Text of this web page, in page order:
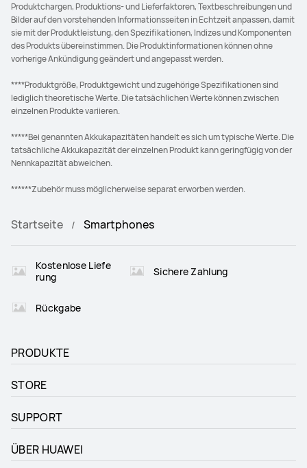
Produktchargen, Produktions- und Lieferfaktoren, Textbeschreibungen und
Bilder auf den vorstehenden Informationsseiten in Echtzeit anpassen, damit
sie mit der Produktleistung, den Spezifikationen, Indizes und Komponenten
des Produkts übereinstimmen. Die Produktinformationen können ohne
vorherige Ankündigung geändert und angepasst werden.
****Produktgröße, Produktgewicht und zugehörige Spezifikationen sind
lediglich theoretische Werte. Die tatsächlichen Werte können zwischen
einzelnen Produkte variieren.
*****Bei genannten Akkukapazitäten handelt es sich um typische Werte. Die
tatsächliche Akkukapazität der einzelnen Produkt kann geringfügig von der
Nennkapazität abweichen.
******Zubehör muss möglicherweise separat erworben werden.
Startseite Smartphones
Kostenlose Liefe
rung
Sichere Zahlung
Rückgabe
PRODUKTE
STORE
SUPPORT
ÜBER HUAWEI